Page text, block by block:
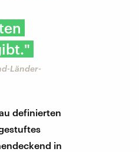
Länder-
definierten
in